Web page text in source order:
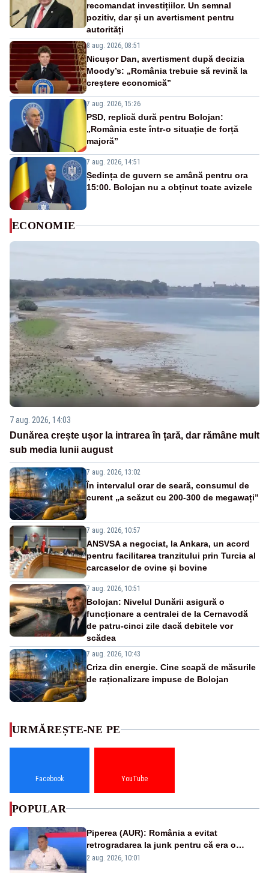
recomandat investițiilor. Un semnal
pozitiv, dar și un avertisment pentru
autorități
8 aug. 2026, 08:51
Nicușor Dan, avertisment după decizia
Moody’s: „România trebuie să revină la
creștere economică”
7 aug. 2026, 15:26
PSD, replică dură pentru Bolojan:
„România este într-o situație de forță
majoră”
7 aug. 2026, 14:51
Ședința de guvern se amână pentru ora
15:00. Bolojan nu a obținut toate avizele
ECONOMIE
7 aug. 2026, 14:03
Dunărea crește ușor la intrarea în țară, dar rămâne mult
sub media lunii august
7 aug. 2026, 13:02
În intervalul orar de seară, consumul de
curent „a scăzut cu 200-300 de megawați”
7 aug. 2026, 10:57
ANSVSA a negociat, la Ankara, un acord
pentru facilitarea tranzitului prin Turcia al
carcaselor de ovine și bovine
7 aug. 2026, 10:51
Bolojan: Nivelul Dunării asigură o
funcționare a centralei de la Cernavodă
de patru-cinci zile dacă debitele vor
scădea
7 aug. 2026, 10:43
Criza din energie. Cine scapă de măsurile
de raționalizare impuse de Bolojan
URMĂREȘTE-NE PE
Facebook YouTube
POPULAR
Piperea (AUR): România a evitat
retrogradarea la junk pentru că era o
catastrofă pentru bănci și fondurile de
2 aug. 2026, 10:01